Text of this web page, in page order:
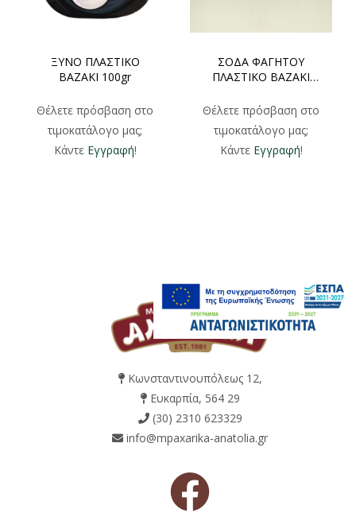
ΞΥΝΟ ΠΛΑΣΤΙΚΟ
ΒΑΖΑΚΙ 100gr
Θέλετε πρόσβαση στο
τιμοκατάλογο μας;
Κάντε Εγγραφή!
ΣΟΔΑ ΦΑΓΗΤΟΥ
ΠΛΑΣΤΙΚΟ ΒΑΖΑΚΙ
Θέλετε πρόσβαση στο
τιμοκατάλογο μας;
Κάντε Εγγραφή!
Κωνσταντινουπόλεως 12,
Ευκαρπία, 564 29
(30) 2310 623329
info@mpaxarika-anatolia.gr